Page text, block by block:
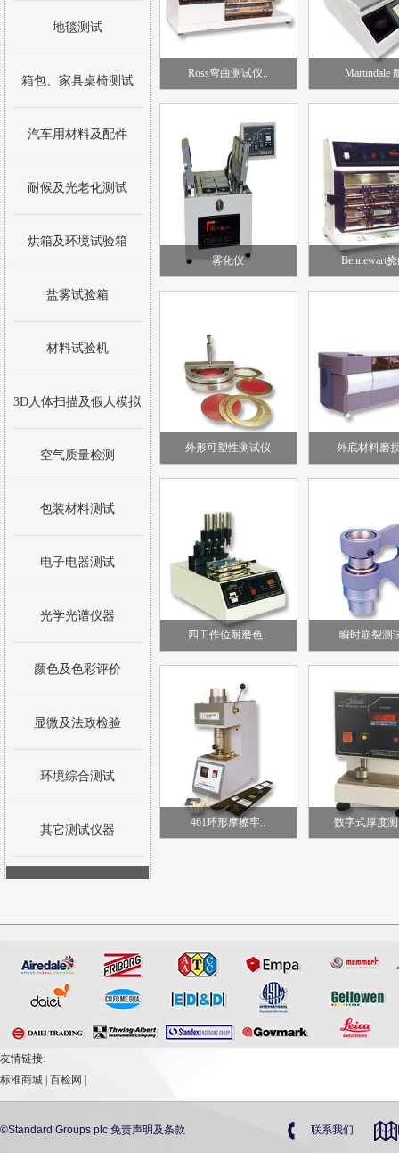
地毯测试
箱包、家具桌椅测试
汽车用材料及配件
耐候及光老化测试
烘箱及环境试验箱
盐雾试验箱
材料试验机
3D人体扫描及假人模拟
空气质量检测
包装材料测试
电子电器测试
光学光谱仪器
颜色及色彩评价
显微及法政检验
环境综合测试
其它测试仪器
Ross弯曲测试仪.. Martindale
雾化仪 Bennewart
外形可塑性测试仪 外底材料磨
四工作位耐磨色.. 瞬时崩裂测
461环形摩擦牢.. 数字式厚度
友情链接:
标准商城 百检网
©Standard Groups plc 免责声明及条款 联系我们